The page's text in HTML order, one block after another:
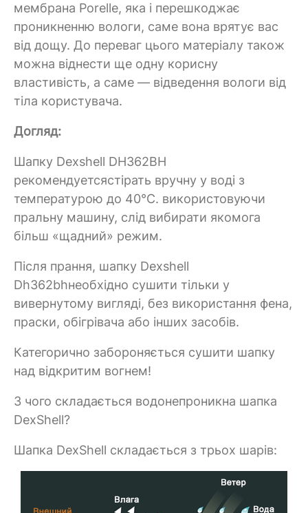
мембрана Porelle, яка і перешкоджає
проникненню вологи, саме вона врятує вас
від дощу. До переваг цього матеріалу також
можна віднести ще одну корисну
властивість, а саме — відведення вологи від
тіла користувача.
Догляд:
Шапку Dexshell DH362BH
рекомендуетсястірать вручну у воді з
температурою до 40°C. використовуючи
пральну машину, слід вибирати якомога
більш «щадний» режим.
Після прання, шапку Dexshell
Dh362bhнеобхідно сушити тільки у
вивернутому вигляді, без використання фена,
праски, обігрівача або інших засобів.
Категорично забороняється сушити шапку
над відкритим вогнем!
З чого складається водонепроникна шапка
DexShell?
Шапка DexShell складається з трьох шарів: